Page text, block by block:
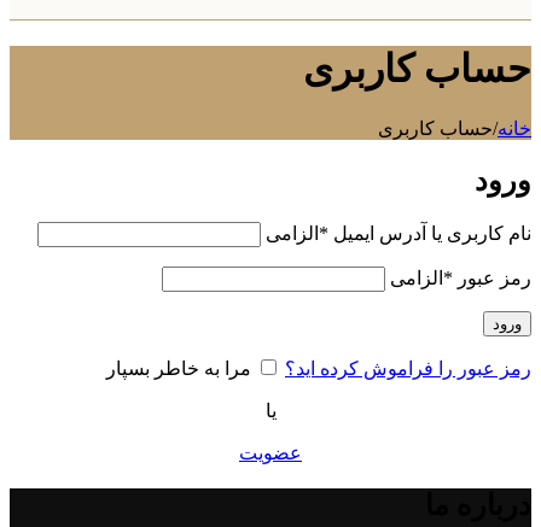
حساب کاربری
خانه/حساب کاربری
ورود
نام کاربری یا آدرس ایمیل * الزامی
رمز عبور * الزامی
ورود
رمز عبور را فراموش کرده اید؟ مرا به خاطر بسپار
یا
عضویت